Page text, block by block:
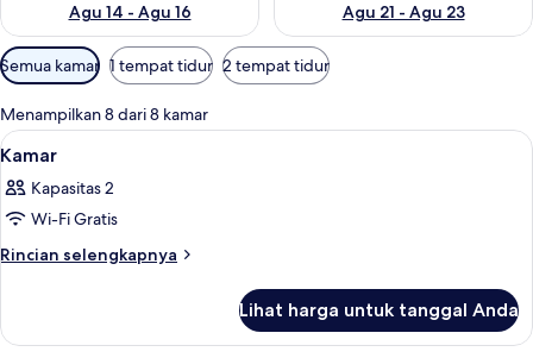
Agu 14 - Agu 16
Agu 21 - Agu 23
Filter
tersedia
untuk
kamar
Semua kamar 1 tempat tidur 2 tempat tidur
Menampilkan 8 dari 8 kamar
Lihat
semua
foto
untuk
Kamar
Seprai premium, brankas, meja
15
Kamar
Kapasitas 2
Wi-Fi Gratis
Rincian selengkapnya
Rincian
Kamar
Lihat harga untuk tanggal Anda